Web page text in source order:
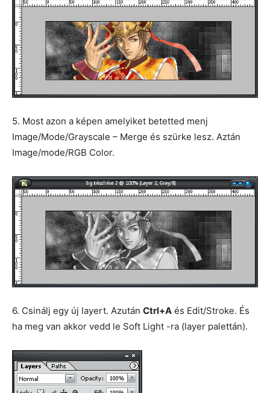
5. Most azon a képen amelyiket betetted menj
Image/Mode/Grayscale – Merge és szürke lesz. Aztán
Image/mode/RGB Color.
6. Csinálj egy új layert. Azután Ctrl+A és Edit/Stroke. És
ha meg van akkor vedd le Soft Light -ra (layer palettán).